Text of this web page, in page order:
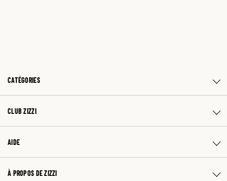
CATÉGORIES
CLUB ZIZZI
AIDE
À PROPOS DE ZIZZI